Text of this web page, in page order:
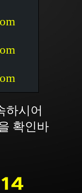
하시어
확인바